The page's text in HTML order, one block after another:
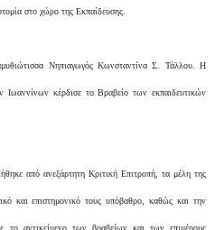
στο χώρο της Εκπαίδευσης.
Νηπιαγωγός Κωνσταντίνα Σ. Τάλλου. Η
Ιωαννίνων κέρδισε το Βραβείο των εκπαιδευτικών
από ανεξάρτητη Kριτική Eπιτροπή, τα μέλη της
και επιστημονικό τους υπόβαθρο, καθώς και την
το αντικείμενο των βραβείων και των επιμέρους